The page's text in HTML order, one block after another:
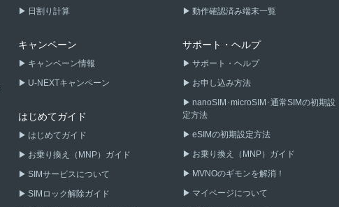
日割り計算
キャンペーン
キャンペーン情報
U-NEXTキャンペーン
はじめてガイド
はじめてガイド
お乗り換え（MNP）ガイド
SIMサービスについて
SIMロック解除ガイド
動作確認済み端末一覧
サポート・ヘルプ
サポート・ヘルプ
お申し込み方法
nanoSIM･microSIM･通常SIMの初期設
定方法
eSIMの初期設定方法
お乗り換え（MNP）ガイド
MVNOのギモンを解消！
マイページについて